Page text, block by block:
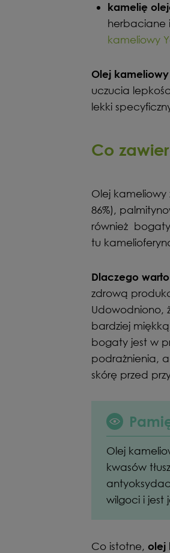
kamelię
herbaciane
kameliowy
Olej kameliowy
uczucia
lekki
Co
Olej kameliowy
86%),
również bogaty
tu
Dlaczego
zdrową
Udowodniono,
bardziej
bogaty jest w
podrażnienia,
skórę przed
Olej
kwasów
wilgoci i jest
Co istotne, olej